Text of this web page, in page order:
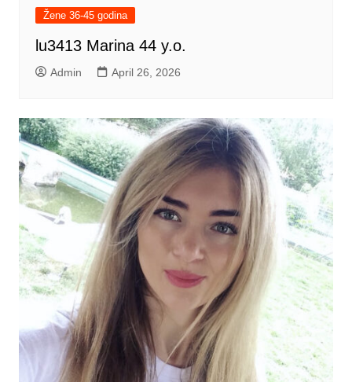
Žene 36-45 godina
lu3413 Marina 44 y.o.
Admin April 26, 2026